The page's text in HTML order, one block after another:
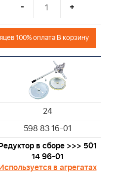
- +
100% оплата В корзину
24
598 83 16-01
в сборе >>> 501
14 96-01
в агрегатах